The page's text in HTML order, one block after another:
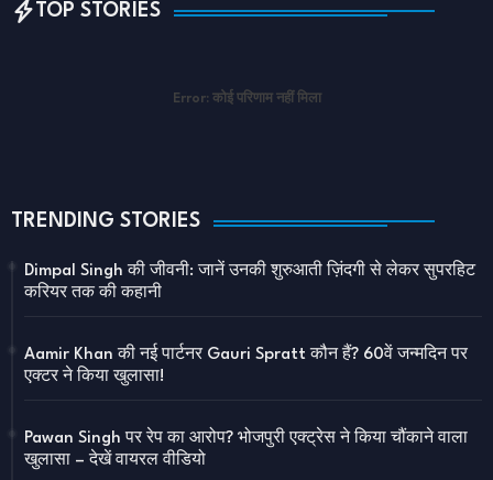
TOP STORIES
Error: कोई परिणाम नहीं मिला
TRENDING STORIES
Dimpal Singh की जीवनी: जानें उनकी शुरुआती ज़िंदगी से लेकर सुपरहिट
करियर तक की कहानी
Aamir Khan की नई पार्टनर Gauri Spratt कौन हैं? 60वें जन्मदिन पर
एक्टर ने किया खुलासा!
Pawan Singh पर रेप का आरोप? भोजपुरी एक्ट्रेस ने किया चौंकाने वाला
खुलासा – देखें वायरल वीडियो